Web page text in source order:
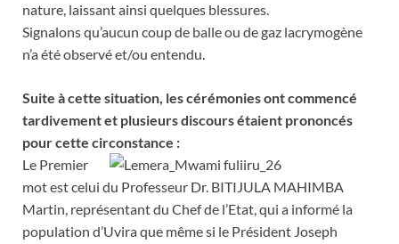
nature, laissant ainsi quelques blessures.
Signalons qu’aucun coup de balle ou de gaz lacrymogène
n’a été observé et/ou entendu.
Suite à cette situation, les cérémonies ont commencé
tardivement et plusieurs discours étaient prononcés
pour cette circonstance :
Le Premier
mot est celui du Professeur Dr. BITIJULA MAHIMBA
Martin, représentant du Chef de l’Etat, qui a informé la
population d’Uvira que même si le Président Joseph